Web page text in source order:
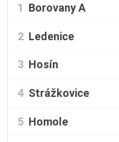
1 Borovany A
2 Ledenice
3 Hosín
4 Strážkovice
5 Homole